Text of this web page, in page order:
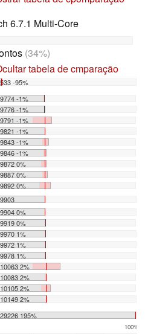
6.7.1 Multi-Core
(34%)
tabela de cmparação
533 -95%
9774 -1%
9776 -1%
9791 -1%
9821 -1%
9843 -1%
9846 -1%
9872 0%
9887 0%
9892 0%
9903
9904 0%
9919 0%
9970 1%
9972 1%
9978 1%
10063 2%
10083 2%
10105 2%
10149 2%
29226 195%
100%